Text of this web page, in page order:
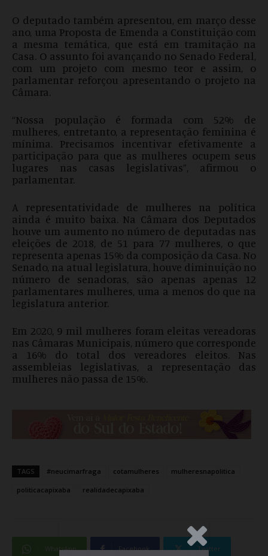
.Anúncio
O deputado também apresentou, em março desse
ano, uma Proposta de Emenda a Constituição com
a mesma temática, que está em tramitação na
Casa. O assunto foi avançando no Senado Federal,
com um projeto com mesmo teor e assim, o
parlamentar reforçou apresentando o projeto na
Câmara.
“Nossa população é formada com 52% de
mulheres, entretanto, a representação feminina é
mínima. Precisamos incentivar efetivamente a
participação para que as mulheres ocupem seus
lugares nas casas legislativas”, afirmou o
parlamentar.
A representatividade de mulheres na política
ainda é muito baixa. Na Câmara dos Deputados
houve um aumento no número de deputadas nas
eleições de 2018, de 51 para 77 mulheres, o que
representa apenas 15% da composição da Casa. No
Senado, na atual legislatura, houve diminuição no
número de senadoras, são apenas apenas 12
parlamentares mulheres, uma a menos do que na
legislatura anterior.
Em 2020, 9 mil mulheres foram eleitas vereadoras
nas Câmaras Municipais, número que corresponde
a 16% do total dos vereadores eleitos. Nas
assembleias legislativas, a representação das
mulheres não passa de 15%.
TAGS #neucimarfraga cotamulheres mulheresnapolitica
politicacapixaba realidadecapixaba
WhatsApp Facebook Twitter